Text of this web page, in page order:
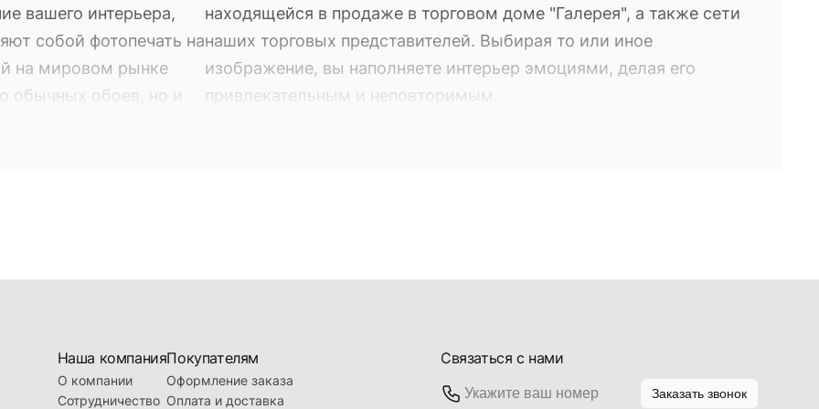
вашего интерьера,
собой фотопечать на
на мировом рынке
обычных обоев, но и
находящейся в продаже в торговом доме "Галерея", а также сети
наших торговых представителей. Выбирая то или иное
изображение, вы наполняете интерьер эмоциями, делая его
привлекательным и неповторимым.
Наша компания
О компании
Сотрудничество
Покупателям
Оформление заказа
Оплата и доставка
Связаться с нами
Заказать звонок